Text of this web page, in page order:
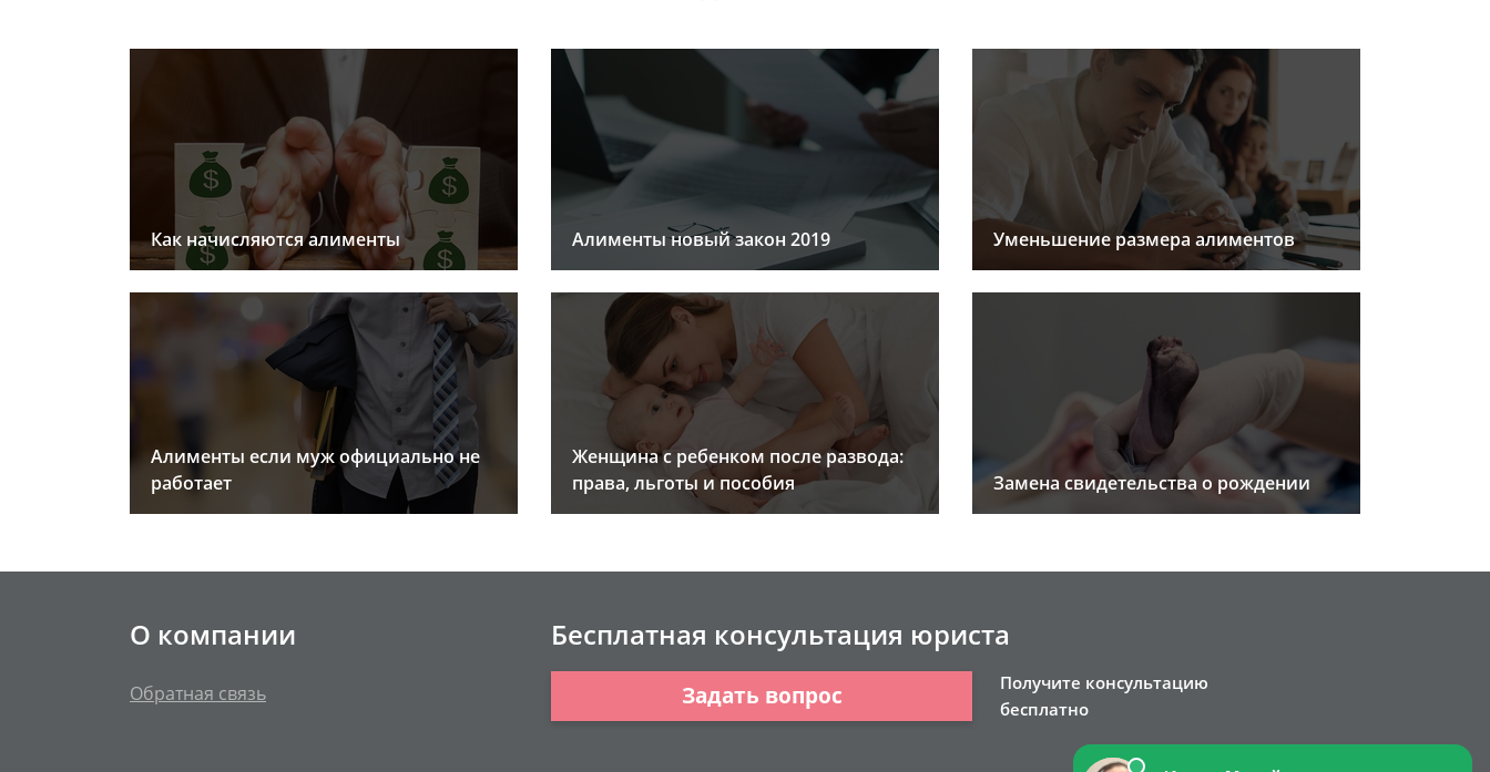
Как начисляются алименты Алименты новый закон 2019 Уменьшение размера алиментов
Алименты если муж официально не
работает
Женщина с ребенком после развода:
права, льготы и пособия
Замена свидетельства о рождении
О компании
Обратная связь
Бесплатная консультация юриста
Задать вопрос
Получите консультацию
бесплатно